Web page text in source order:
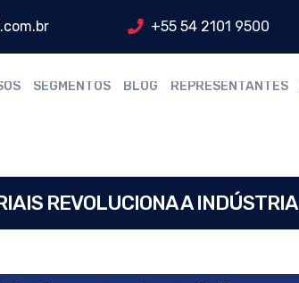
+55 54 2101 9500
SEGMENTOS BLOG REPRESENTANTES
REVOLUCIONA A INDÚSTRIA